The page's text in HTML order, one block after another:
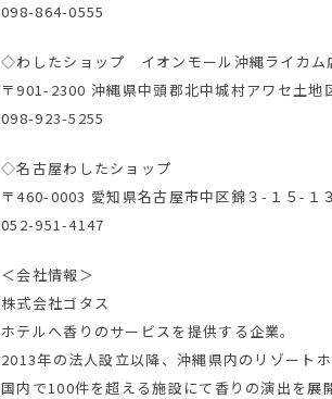
098-864-0555
◇わしたショップ イオンモール沖縄ライカム
〒901-2300 沖縄県中頭郡北中城村アワセ土
098-923-5255
◇名古屋わしたショップ
〒460-0003 愛知県名古屋市中区錦３-１５-１
052-951-4147
＜会社情報＞
株式会社ゴタス
ホテルへ香りのサービスを提供する企業。
2013年の法人設立以降、沖縄県内のリゾート
国内で100件を超える施設にて香りの演出を展開